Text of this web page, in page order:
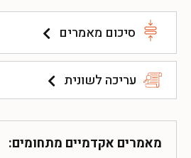
סיכום מאמרים
עריכה לשונית
מאמרים אקדמיים מתחומים: